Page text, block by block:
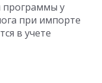
программы у
при импорте
в учете